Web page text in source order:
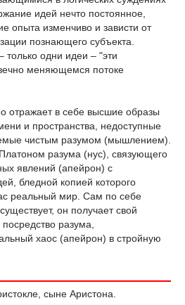
идей нечто постоянное,
опыта изменчиво и зависти от
познающего субъекта.
только одни идеи – "эти
меняющемся потоке
отражает в себе высшие образы
и пространства, недоступные
чистым разумом (мышлением).
разума (нус), связующего
явлений (апейрон) с
бледной копией которого
реальный мир. Сам по себе
он получает свой
разума,
хаос (апейрон) в стройную
сыне Аристона.